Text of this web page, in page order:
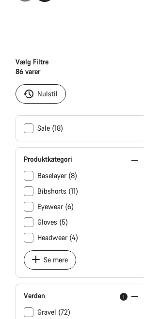
Nulstil
Vælg Filtre
86 varer
Sale (18)
Produktkategori
Baselayer (8)
Bibshorts (11)
Eyewear (6)
Gloves (5)
Headwear (4)
Se mere
Verden 1
Gravel (72)